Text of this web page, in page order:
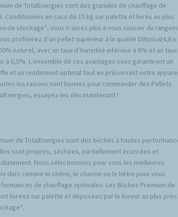
de TotalEnergies sont des granulés de chauffage de
Conditionnés en sacs de 15 kg sur palette et livrés au plus
de stockage*, vous n’aurez plus à vous soucier du
profiterez d’un pellet supérieur à la qualité DINplus(4,8 ≤
naturel, avec un taux d’humidité inférieur à 8% et un
à 0,5%. L’ensemble de ces avantages vous garantiront un
et un rendement optimal tout en préservant votre
les raisons sont bonnes pour commander des Pellets
essayez-les dès maintenant !
de TotalEnergies sont des bûches à hautes
sont propres, séchées, partiellement écorcées et
Nous sélectionnons pour vous les meilleures
durs comme le chêne, le charme ou le hêtre pour vous
de chauffage optimales. Les Bûches Premium de
livrées sur palette et déposées par le livreur au plus